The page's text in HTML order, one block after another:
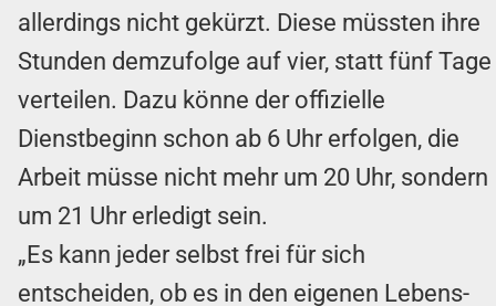
allerdings nicht gekürzt. Diese müssten ihre
Stunden demzufolge auf vier, statt fünf Tage
verteilen. Dazu könne der offizielle
Dienstbeginn schon ab 6 Uhr erfolgen, die
Arbeit müsse nicht mehr um 20 Uhr, sondern
um 21 Uhr erledigt sein.
„Es kann jeder selbst frei für sich
entscheiden, ob es in den eigenen Lebens-